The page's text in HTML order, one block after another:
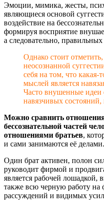
Эмоции, мимика, жесты,
являющиеся основой
воздействие на
формируя восприятие
а следовательно,
Однако стоит
неосознанной
себя на том, что какая-
мыслей является
Часто внушенные идеи
навязчивых
Можно сравнить отношения
бессознательной частей
отношениями братьев,
и сами занимаются её делами.
Один брат активен, полон
руководит фирмой и
является рабочей лошадкой,
также всю черную работу на
рассуждений и видимых